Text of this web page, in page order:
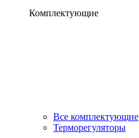
Комплектующие
Все комплектующие
Терморегуляторы